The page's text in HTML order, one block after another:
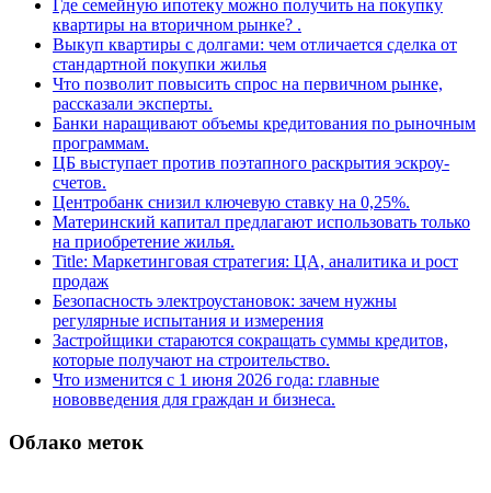
Где семейную ипотеку можно получить на покупку
квартиры на вторичном рынке? .
Выкуп квартиры с долгами: чем отличается сделка от
стандартной покупки жилья
Что позволит повысить спрос на первичном рынке,
рассказали эксперты.
Банки наращивают объемы кредитования по рыночным
программам.
ЦБ выступает против поэтапного раскрытия эскроу-
счетов.
Центробанк снизил ключевую ставку на 0,25%.
Материнский капитал предлагают использовать только
на приобретение жилья.
Title: Маркетинговая стратегия: ЦА, аналитика и рост
продаж
Безопасность электроустановок: зачем нужны
регулярные испытания и измерения
Застройщики стараются сокращать суммы кредитов,
которые получают на строительство.
Что изменится с 1 июня 2026 года: главные
нововведения для граждан и бизнеса.
Облако меток